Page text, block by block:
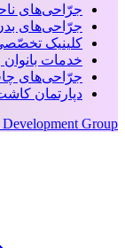
جرّاحی‌های
جرّاحی‌های
کلینیک
خدمات بانوان
جرّاحی‌های
دپارتمان
Group